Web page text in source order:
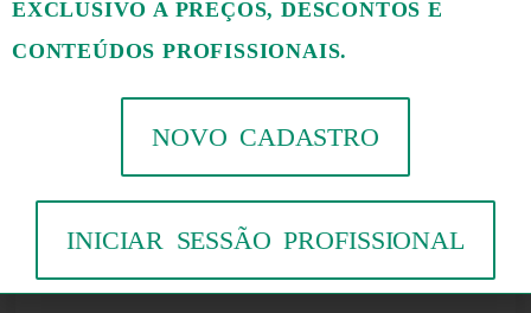
COMPONENTES PRINCIPAIS :
GEL DE ALOE VERA
VITAMINA E
PRODUTOS RELACIONADOS
EXCLUSIVO A PREÇOS, DESCONTOS E
CONTEÚDOS PROFISSIONAIS.
NOVO CADASTRO
INICIAR SESSÃO PROFISSIONAL